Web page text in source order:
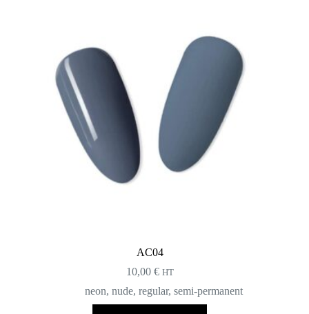
AC04
10,00 € HT
neon, nude, regular, semi-permanent